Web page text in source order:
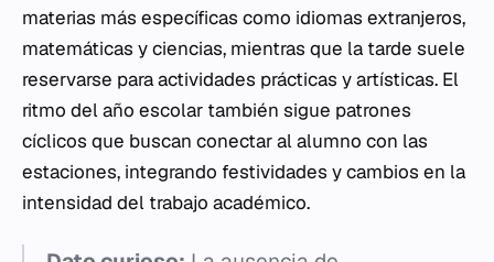
materias más específicas como idiomas extranjeros,
matemáticas y ciencias, mientras que la tarde suele
reservarse para actividades prácticas y artísticas. El
ritmo del año escolar también sigue patrones
cíclicos que buscan conectar al alumno con las
estaciones, integrando festividades y cambios en la
intensidad del trabajo académico.